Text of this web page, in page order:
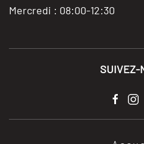
Mercredi : 08:00-12:30
SUIVEZ-